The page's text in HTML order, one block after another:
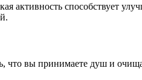
активность способствует
что вы принимаете душ и